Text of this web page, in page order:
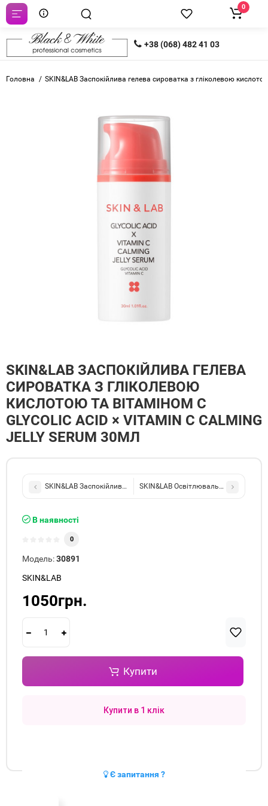
+38 (068) 482 41 03
0
Головна SKIN&LAB Заспокійлива гелева сироватка з гліколевою
SKIN&LAB ЗАСПОКІЙЛИВА ГЕЛЕВА
СИРОВАТКА З ГЛІКОЛЕВОЮ
КИСЛОТОЮ ТА ВІТАМІНОМ C
GLYCOLIC ACID × VITAMIN C CALMING
JELLY SERUM 30МЛ
SKIN&LAB Заспокійливий тонер з гліколевою кислотою та
SKIN&LAB Освітлювальний тонер з
В наявності
0
Модель:30891
SKIN&LAB
1050грн.
Купити
Купити в 1 клік
Є запитання ?